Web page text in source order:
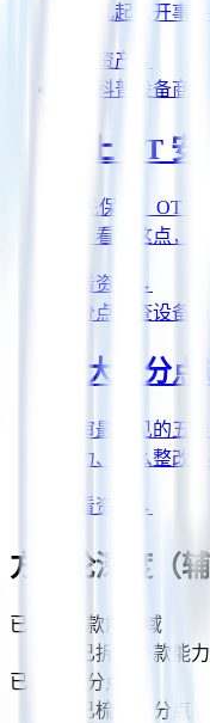
——几起公开事件
查看资产
深度科普
设备商
船上 OT
IT 先保密、OT
的。看懂这点，
查看资产
→
失分点速查设备商
五大失分
送审最常见的五
能力、怎么整改
查看资产 →
方法论深度（辅
已拆解条款能力域
已拆解条款能
已梳理失分点
已梳理失分点